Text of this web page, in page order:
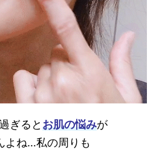
ぎるとお肌の悩みが
よね…私の周りも